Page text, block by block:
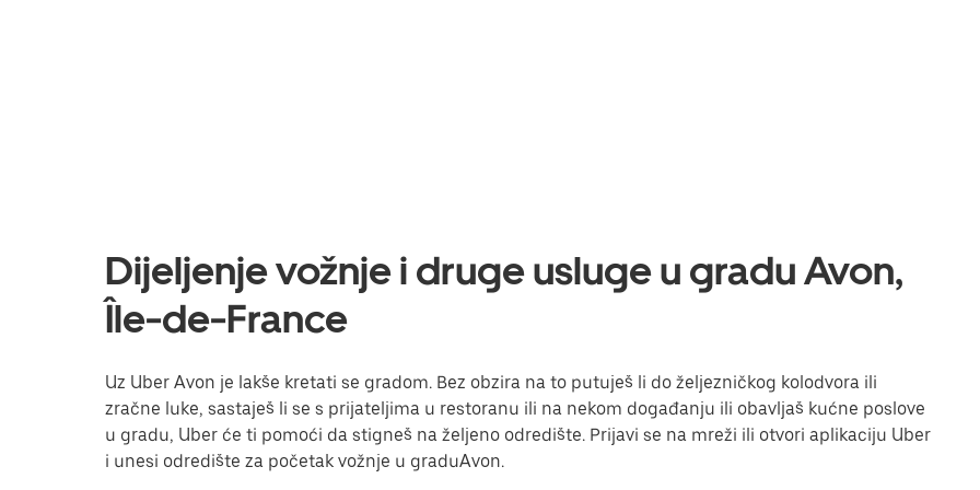
Dijeljenje vožnje i druge usluge u gradu Avon,
Île-de-France
Uz Uber Avon je lakše kretati se gradom. Bez obzira na to putuješ li do željezničkog kolodvora ili
zračne luke, sastaješ li se s prijateljima u restoranu ili na nekom događanju ili obavljaš kućne poslove
u gradu, Uber će ti pomoći da stigneš na željeno odredište. Prijavi se na mreži ili otvori aplikaciju Uber
i unesi odredište za početak vožnje u graduAvon.